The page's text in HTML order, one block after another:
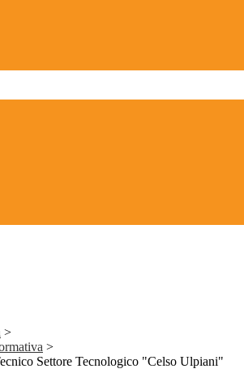
>
>
Settore Tecnologico "Celso Ulpiani"